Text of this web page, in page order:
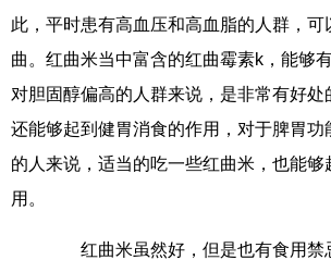
此，平时患有高血压和高血脂的人群，可
曲。红曲米当中富含的红曲霉素k，能够
对胆固醇偏高的人群来说，是非常有好处
还能够起到健胃消食的作用，对于脾胃功
的人来说，适当的吃一些红曲米，也能够
用。
红曲米虽然好，但是也有食用禁